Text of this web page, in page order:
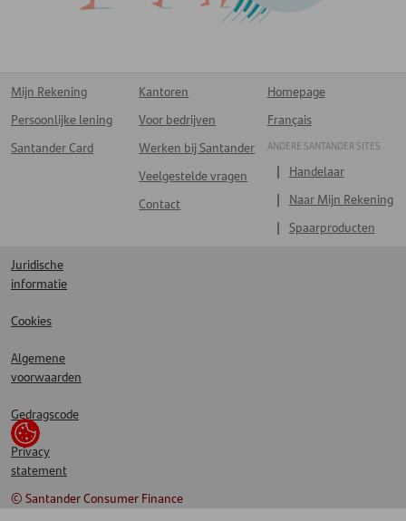
Mijn Rekening
Persoonlijke lening
Santander Card
Kantoren
Voor bedrijven
Werken bij Santander
Veelgestelde vragen
Contact
Homepage
Français
ANDERE SANTANDER SITES
Handelaar
Naar Mijn Rekening
Spaarproducten
Juridische
informatie
Cookies
Algemene
voorwaarden
Gedragscode
Privacy
statement
© Santander Consumer Finance